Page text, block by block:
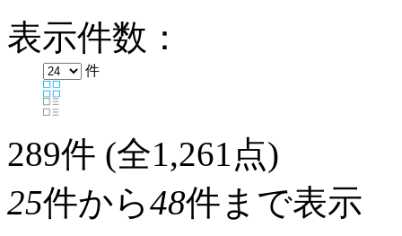
表示件数：
件
289件 (全1,261点)
25件から48件まで表示